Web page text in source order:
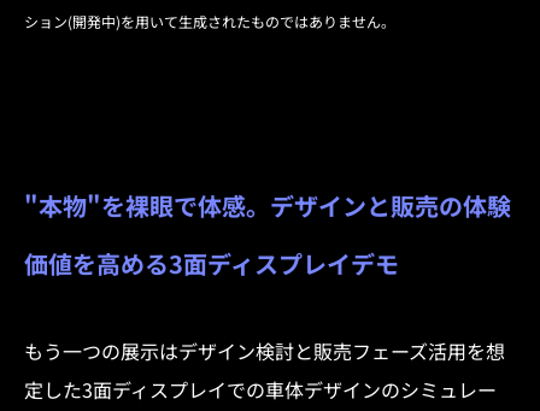
ション(開発中)を用いて生成されたものではありません。
"本物"を裸眼で体感。デザインと販売の体験
価値を高める3面ディスプレイデモ
もう一つの展示はデザイン検討と販売フェーズ活用を想
定した3面ディスプレイでの車体デザインのシミュレー